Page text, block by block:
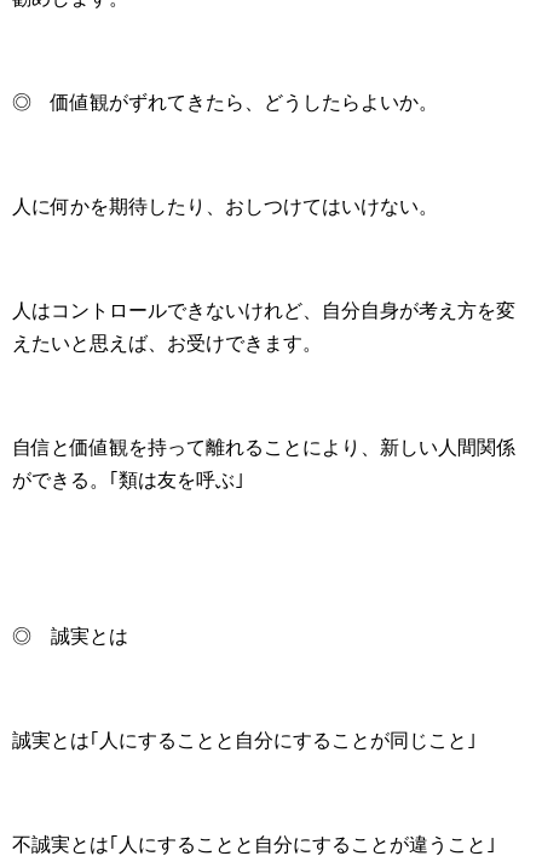
◎ 価値観がずれてきたら、どうしたらよいか。
人に何かを期待したり、おしつけてはいけない。
人はコントロールできないけれど、自分自身が考え方を変
えたいと思えば、お受けできます。
自信と価値観を持って離れることにより、新しい人間関係
ができる。｢類は友を呼ぶ｣
◎ 誠実とは
誠実とは｢人にすることと自分にすることが同じこと｣
不誠実とは｢人にすることと自分にすることが違うこと｣